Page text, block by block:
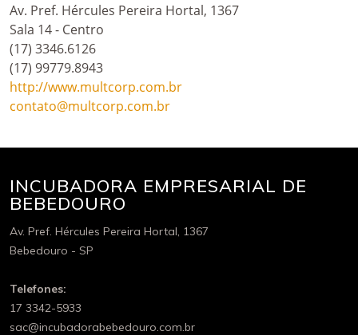
Av. Pref. Hércules Pereira Hortal, 1367
Sala 14 - Centro
(17) 3346.6126
(17) 99779.8943
http://www.multcorp.com.br
contato@multcorp.com.br
INCUBADORA EMPRESARIAL DE
BEBEDOURO
Av. Pref. Hércules Pereira Hortal, 1367
Bebedouro - SP
Telefones:
17 3342-5933
sac@incubadorabebedouro.com.br